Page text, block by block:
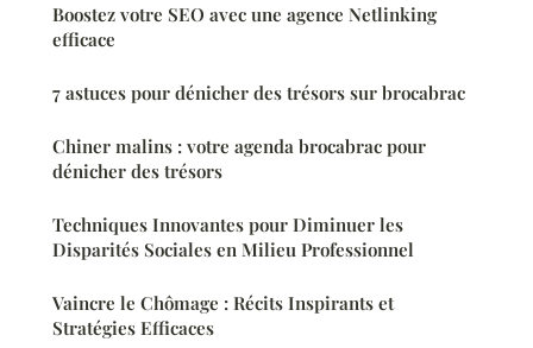
Boostez votre SEO avec une agence Netlinking
efficace
7 astuces pour dénicher des trésors sur brocabrac
Chiner malins : votre agenda brocabrac pour
dénicher des trésors
Techniques Innovantes pour Diminuer les
Disparités Sociales en Milieu Professionnel
Vaincre le Chômage : Récits Inspirants et
Stratégies Efficaces